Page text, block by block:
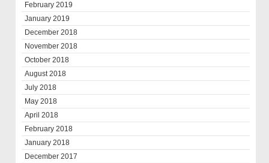
February 2019
January 2019
December 2018
November 2018
October 2018
August 2018
July 2018
May 2018
April 2018
February 2018
January 2018
December 2017